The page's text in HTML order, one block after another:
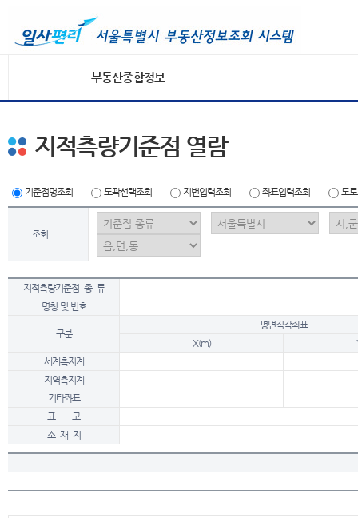
부동산종합정보
지적측량기준점 열람
기준점명조회 도곽선택조회 지번입력조회 좌표입력조회 도
조회
지적측량기준점 종 류
명칭 및 번호
구분
평면직각좌표
X(m)
세계측지계
지역측지계
기타좌표
표 고
소 재 지